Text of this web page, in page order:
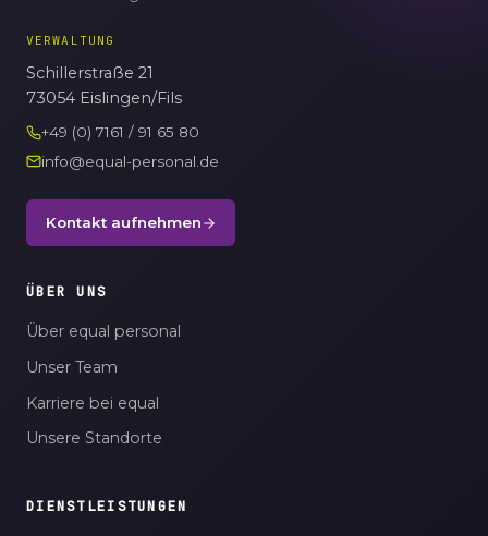
VERWALTUNG
Schillerstraße 21
73054 Eislingen/Fils
+49 (0) 7161 / 91 65 80
info@equal-personal.de
Kontakt aufnehmen
ÜBER UNS
Über equal personal
Unser Team
Karriere bei equal
Unsere Standorte
DIENSTLEISTUNGEN